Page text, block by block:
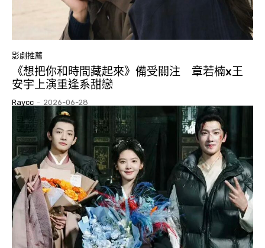
影劇推薦
《想把你和時間藏起來》備受關注 章若楠x王
安宇上演重逢系甜戀
Raycc - 2026-06-28